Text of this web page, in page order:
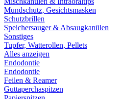
Mundschutz, Gesichtsmasken
Schutzbrillen
Speichersauger & Absaugkanülen
Sonstiges
Tupfer, Watterollen, Pellets
Alles anzeigen
Endodontie
Endodontie
Feilen & Reamer
Guttaperchaspitzen